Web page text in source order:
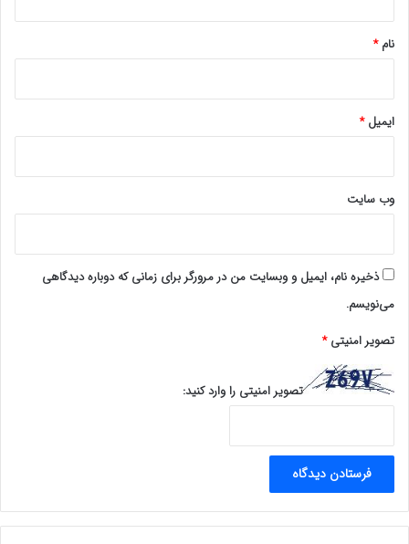
نام*
ایمیل*
وب‌ سایت
ذخیره نام، ایمیل و وبسایت من در مرورگر برای زمانی که دوباره دیدگاهی
می‌نویسم.
تصویر امنیتی*
تصویر امنیتی را وارد کنید: